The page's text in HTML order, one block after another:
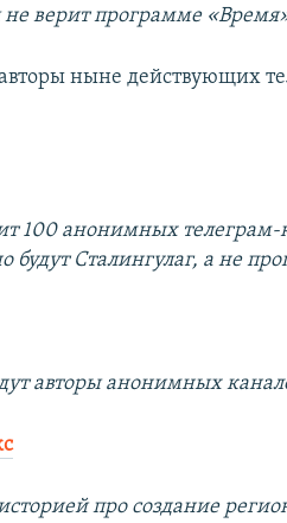
не верит программе
ныне действующих
100 анонимных
будут Сталингулаг, а не
авторы анонимных
про создание